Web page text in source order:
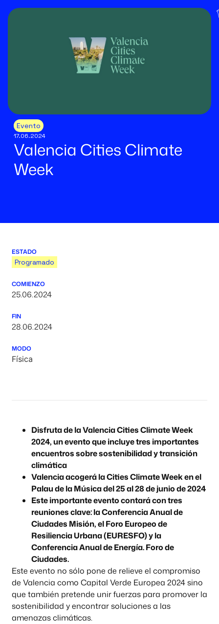
Evento
17.06.2024
Valencia Cities Climate
Week
ESTADO
Programado
COMIENZO
25.06.2024
FIN
28.06.2024
MODO
Física
Disfruta de la Valencia Cities Climate Week
2024, un evento que incluye tres importantes
encuentros sobre sostenibilidad y transición
climática
Valencia acogerá la Cities Climate Week en el
Palau de la Música del 25 al 28 de junio de 2024
Este importante evento contará con tres
reuniones clave: la Conferencia Anual de
Ciudades Misión, el Foro Europeo de
Resiliencia Urbana (EURESFO) y la
Conferencia Anual de Energía. Foro de
Ciudades.
Este evento no sólo pone de relieve el compromiso
de Valencia como Capital Verde Europea 2024 sino
que también pretende unir fuerzas para promover la
sostenibilidad y encontrar soluciones a las
amenazas climáticas.